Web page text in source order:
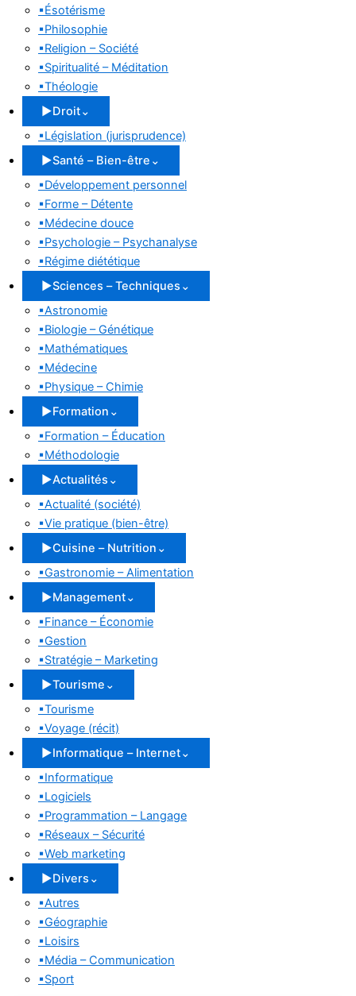
▪Ésotérisme
▪Philosophie
▪Religion – Société
▪Spiritualité – Méditation
▪Théologie
▶Droit⌄
▪Législation (jurisprudence)
▶Santé – Bien-être ⌄
▪Développement personnel
▪Forme – Détente
▪Médecine douce
▪Psychologie – Psychanalyse
▪Régime diététique
▶Sciences – Techniques ⌄
▪Astronomie
▪Biologie – Génétique
▪Mathématiques
▪Médecine
▪Physique – Chimie
▶Formation ⌄
▪Formation – Éducation
▪Méthodologie
▶Actualités ⌄
▪Actualité (société)
▪Vie pratique (bien-être)
▶Cuisine – Nutrition ⌄
▪Gastronomie – Alimentation
▶Management⌄
▪Finance – Économie
▪Gestion
▪Stratégie – Marketing
▶Tourisme ⌄
▪Tourisme
▪Voyage (récit)
▶Informatique – Internet⌄
▪Informatique
▪Logiciels
▪Programmation – Langage
▪Réseaux – Sécurité
▪Web marketing
▶Divers ⌄
▪Autres
▪Géographie
▪Loisirs
▪Média – Communication
▪Sport